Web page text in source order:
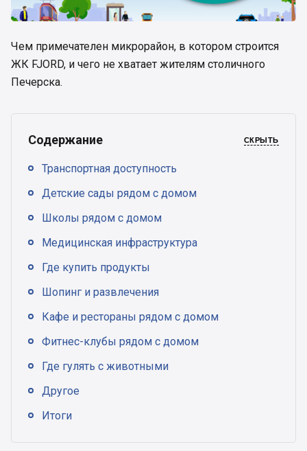
Чем примечателен микрорайон, в котором строится
ЖК FJORD, и чего не хватает жителям столичного
Печерска.
Содержание СКРЫТЬ
Транспортная доступность
Детские сады рядом с домом
Школы рядом с домом
Медицинская инфраструктура
Где купить продукты
Шопинг и развлечения
Кафе и рестораны рядом с домом
Фитнес-клубы рядом с домом
Где гулять с животными
Другое
Итоги